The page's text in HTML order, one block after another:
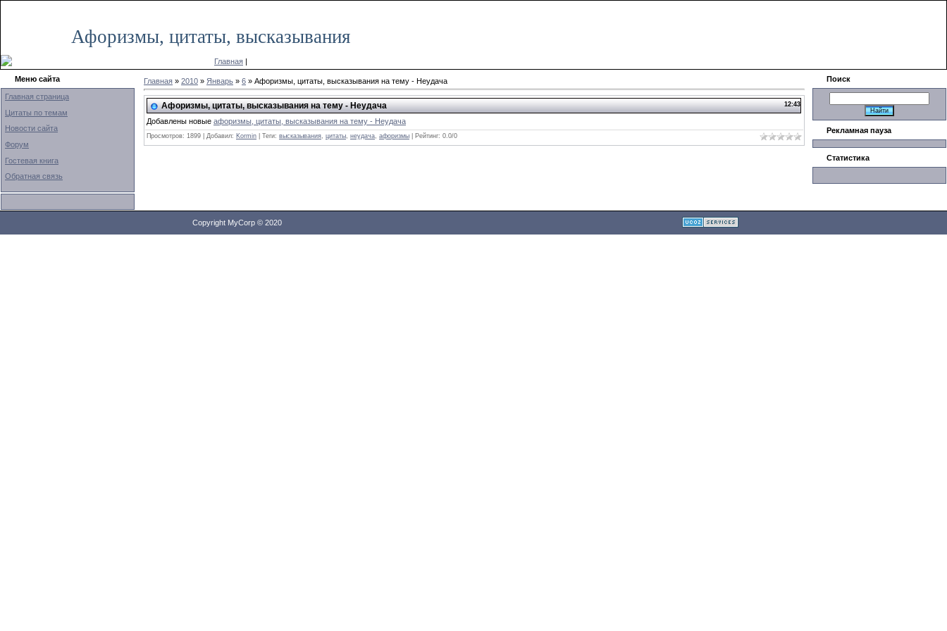
Афоризмы, цитаты, высказывания
Главная |
Меню сайта
Главная страница
Цитаты по темам
Новости сайта
Форум
Гостевая книга
Обратная связь
Главная » 2010 » Январь » 6 » Афоризмы, цитаты, высказывания на тему - Неудача
12:43
Афоризмы, цитаты, высказывания на тему - Неудача
Добавлены новые афоризмы, цитаты, высказывания на тему - Неудача
Просмотров: 1899 | Добавил: Kormin | Теги: высказывания цитаты неудача афоризмы | Рейтинг: 0.0/0
Поиск
Рекламная пауза
Статистика
Copyright MyCorp © 2020